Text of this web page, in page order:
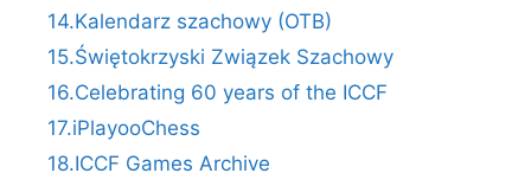
14.Kalendarz szachowy (OTB)
15.Świętokrzyski Związek Szachowy
16.Celebrating 60 years of the ICCF
17.iPlayooChess
18.ICCF Games Archive